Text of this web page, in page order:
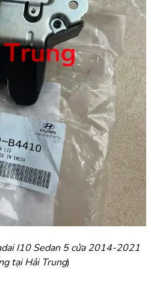
I10 Sedan 5 cửa 2014-2021
tại Hải Trung)